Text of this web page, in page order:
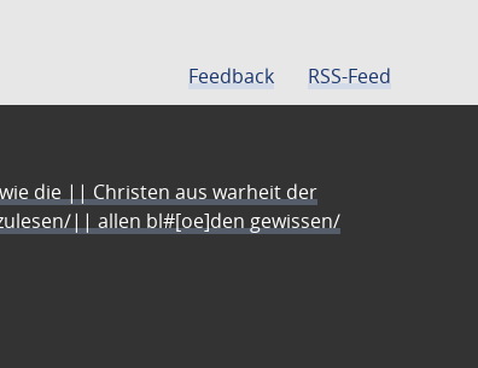
Feedback RSS-Feed
die || Christen aus warheit der
|| allen bl#[oe]den gewissen/